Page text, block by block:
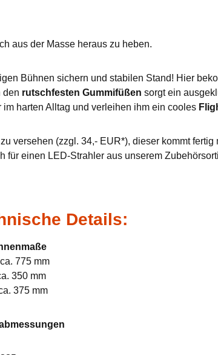
aus der Masse heraus zu heben.
Bühnen sichern und stabilen Stand! Hier
den rutschfesten Gummifüßen sorgt ein
harten Alltag und verleihen ihm ein cooles
versehen (zzgl. 34,- EUR*), dieser kommt fertig
einen LED-Strahler aus unserem
Details:
775 mm
350 mm
375 mm